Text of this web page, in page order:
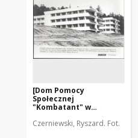
[Dom Pomocy
Społecznej
"Kombatant" w
Czerniewski, Ryszard. Fot.